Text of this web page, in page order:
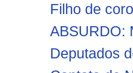
Filho de
ABSURDO:
Deputados